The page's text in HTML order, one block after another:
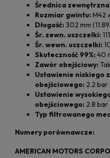
Średnica
Rozmiar gwintu: M42
Długość: 302 mm
Śr. zewn. uszczelki:
Śr. wewn. uszczelki:
Skuteczność 99%: 40
Zawór obejściowy:
Ustawienie niskiego
obejściowego: 2.2 bar
Ustawienie
obejściowego: 2.8 bar
Typ filtrowanego
Numery porównawcze:
AMERICAN MOTORS